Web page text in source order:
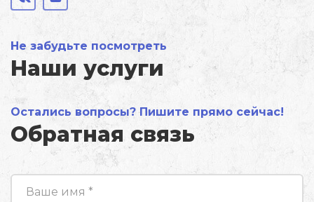
Не забудьте посмотреть
Наши услуги
Остались вопросы? Пишите прямо сейчас!
Обратная связь